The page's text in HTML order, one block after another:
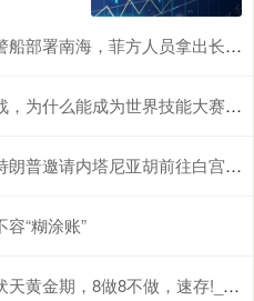
南海，菲方人员拿出长刀进行挑衅
世界技能大赛的推广大使？_赛事_人性_顶流
邀请内塔尼亚胡前往白宫会晤
“糊涂账”
8做8不做，速存!_ml_体重_饮水量